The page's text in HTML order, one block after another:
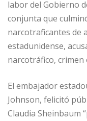
labor del Gobierno
conjunta que
narcotraficantes de
estadunidense,
narcotráfico, crimen
El embajador
Johnson, felicitó
Claudia Sheinbaum